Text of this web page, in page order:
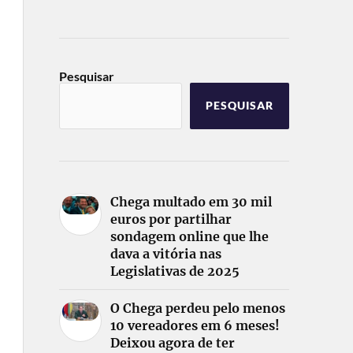
Pesquisar
PESQUISAR
Chega multado em 30 mil
euros por partilhar
sondagem online que lhe
dava a vitória nas
Legislativas de 2025
O Chega perdeu pelo menos
10 vereadores em 6 meses!
Deixou agora de ter